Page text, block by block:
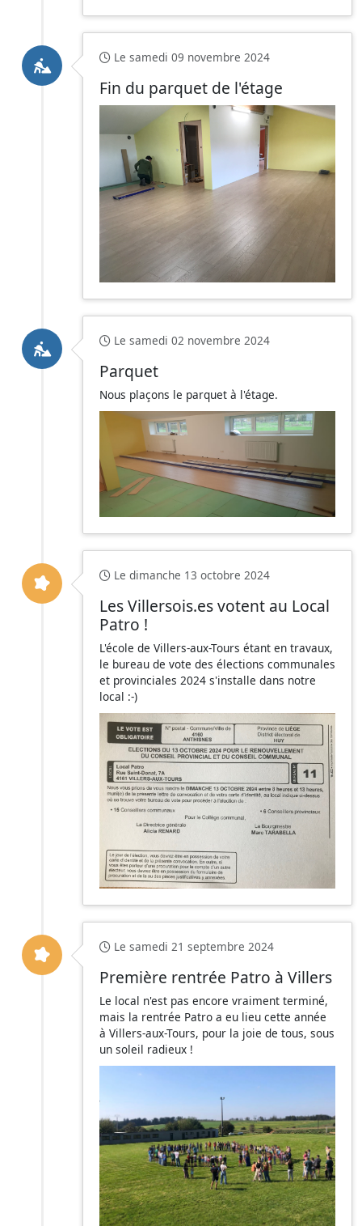
Le samedi 09 novembre 2024
Fin du parquet de l'étage
Le samedi 02 novembre 2024
Parquet
Nous plaçons le parquet à l'étage.
Le dimanche 13 octobre 2024
Les Villersois.es votent au Local
Patro !
L'école de Villers-aux-Tours étant en travaux,
le bureau de vote des élections communales
et provinciales 2024 s'installe dans notre
local :-)
Le samedi 21 septembre 2024
Première rentrée Patro à Villers
Le local n'est pas encore vraiment terminé,
mais la rentrée Patro a eu lieu cette année
à Villers-aux-Tours, pour la joie de tous, sous
un soleil radieux !